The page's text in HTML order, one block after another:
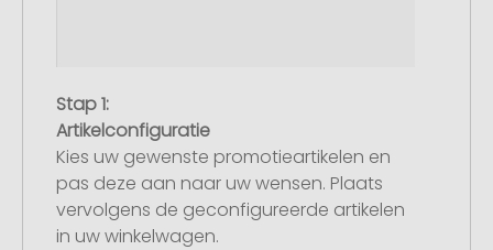
Stap 1:
Artikelconfiguratie
Kies uw gewenste promotieartikelen en
pas deze aan naar uw wensen. Plaats
vervolgens de geconfigureerde artikelen
in uw winkelwagen.